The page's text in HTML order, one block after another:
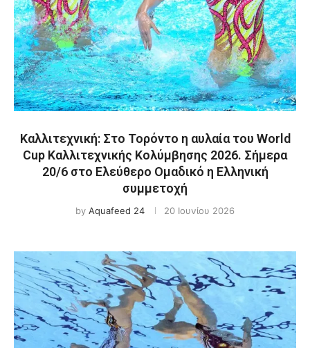
Καλλιτεχνική: Στο Τορόντο η αυλαία του World
Cup Καλλιτεχνικής Κολύμβησης 2026. Σήμερα
20/6 στο Ελεύθερο Ομαδικό η Ελληνική
συμμετοχή
by Aquafeed 24 20 Ιουνίου 2026